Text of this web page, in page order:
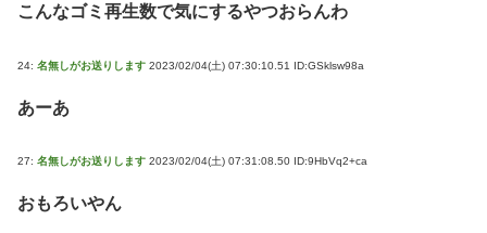
こんなゴミ再生数で気にするやつおらんわ
24: 名無しがお送りします 2023/02/04(土) 07:30:10.51 ID:GSklsw98a
あーあ
27: 名無しがお送りします 2023/02/04(土) 07:31:08.50 ID:9HbVq2+ca
おもろいやん